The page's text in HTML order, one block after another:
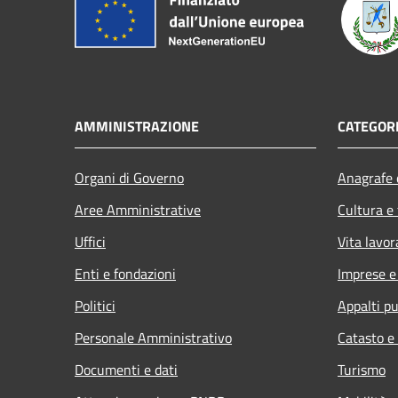
AMMINISTRAZIONE
Organi di Governo
Aree Amministrative
Uffici
Enti e fondazioni
Politici
Personale Amministrativo
Documenti e dati
Cultura
Vita
Imprese
Appalti
Catasto
Turismo